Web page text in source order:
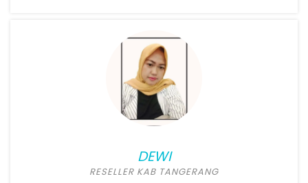
Position:
Medan
Alamat:Toko ZM Diesel Jl.
Sidomulyo No 11, Pulo
Brayan Darat II, Medan
REGLOW.0034 – 081377231011
DEWI
RESELLER KAB TANGERANG